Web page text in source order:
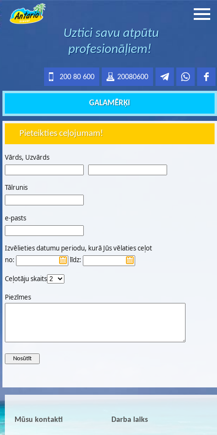
Uztici savu atpūtu
profesionāļiem!
20080600
200 80 600
GALAMĒRĶI
Pieteikties ceļojumam!
Vārds, Uzvārds
Tālrunis
e-pasts
Izvēlieties datumu periodu, kurā Jūs vēlaties ceļot
no:
līdz:
Ceļotāju skaits
Piezīmes
Mūsu kontakti Darba laiks